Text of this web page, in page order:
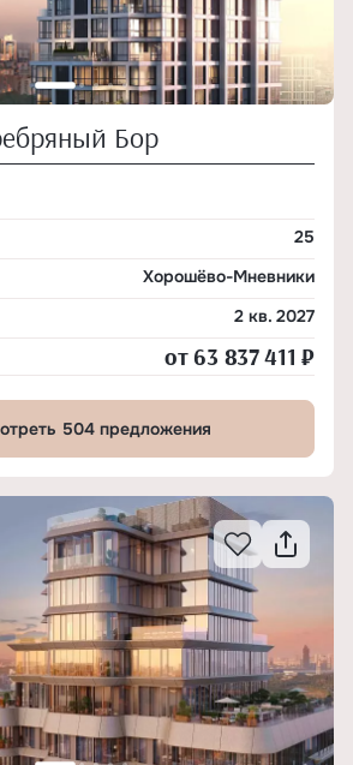
Бор
25
Хорошёво-Мневники
2 кв. 2027
от 63 837 411 ₽
504 предложения